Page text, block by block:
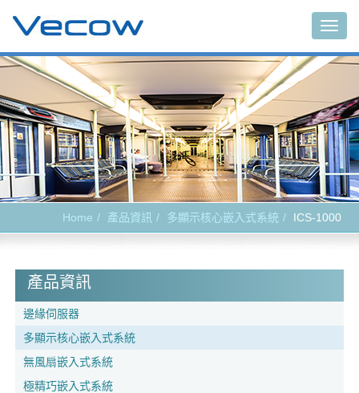
Home 產品資訊 多顯示核心嵌入式系統 ICS-1000
產品資訊
邊緣伺服器
多顯示核心嵌入式系統
無風扇嵌入式系統
極精巧嵌入式系統